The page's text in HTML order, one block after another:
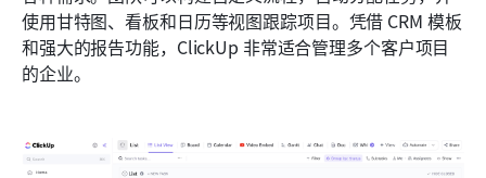
使用甘特图、看板和日历等视图跟踪项目。凭借 CRM 模板
和强大的报告功能，ClickUp 非常适合管理多个客户项目
的企业。